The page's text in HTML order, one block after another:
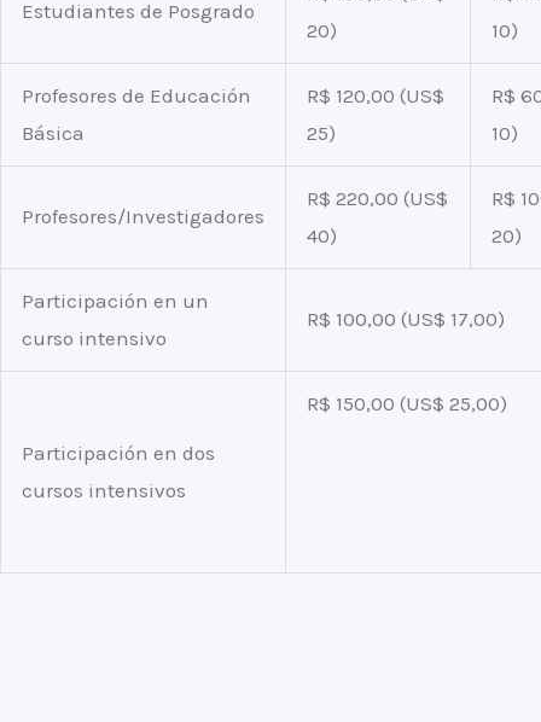
Estudiantes de Posgrado
20)
10)
Profesores de Educación
Básica
R$ 120,00 (US$
25)
R$
10)
Profesores/Investigadores
R$ 220,00 (US$
40)
R$
20)
Participación en un
curso intensivo
R$ 100,00 (US$ 17,00)
Participación en dos
cursos intensivos
R$ 150,00 (US$ 25,00)